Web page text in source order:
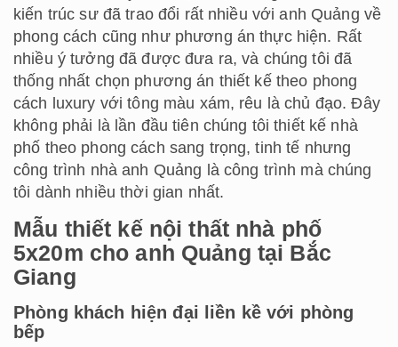
kiến trúc sư đã trao đổi rất nhiều với anh Quảng về
phong cách cũng như phương án thực hiện. Rất
nhiều ý tưởng đã được đưa ra, và chúng tôi đã
thống nhất chọn phương án thiết kế theo phong
cách luxury với tông màu xám, rêu là chủ đạo. Đây
không phải là lần đầu tiên chúng tôi thiết kế nhà
phố theo phong cách sang trọng, tinh tế nhưng
công trình nhà anh Quảng là công trình mà chúng
tôi dành nhiều thời gian nhất.
Mẫu thiết kế nội thất nhà phố
5x20m cho anh Quảng tại Bắc
Giang
Phòng khách hiện đại liền kề với phòng
bếp